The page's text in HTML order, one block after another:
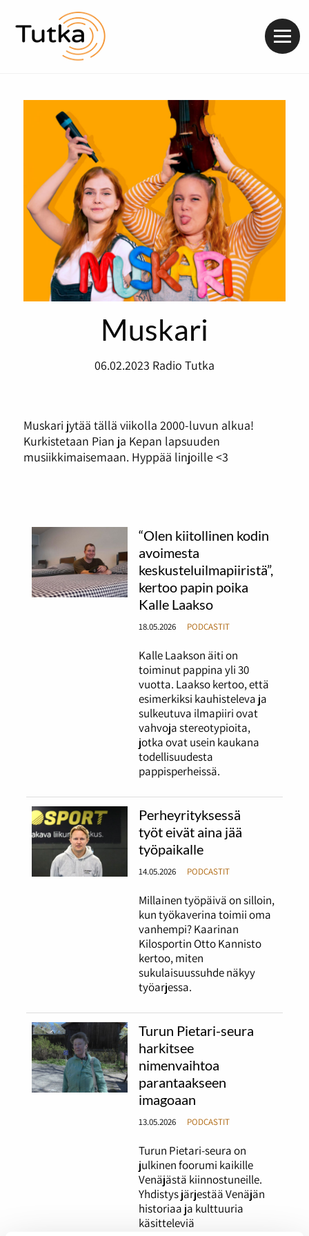
Muskari
06.02.2023 Radio Tutka
Muskari jytää tällä viikolla 2000-luvun alkua!
Kurkistetaan Pian ja Kepan lapsuuden
musiikkimaisemaan. Hyppää linjoille <3
“Olen kiitollinen kodin
avoimesta
keskusteluilmapiiristä”,
kertoo papin poika
Kalle Laakso
18.05.2026 PODCASTIT
Kalle Laakson äiti on
toiminut pappina yli 30
vuotta. Laakso kertoo, että
esimerkiksi kauhisteleva ja
sulkeutuva ilmapiiri ovat
vahvoja stereotypioita,
jotka ovat usein kaukana
todellisuudesta
pappisperheissä.
Perheyrityksessä
työt eivät aina jää
työpaikalle
14.05.2026 PODCASTIT
Millainen työpäivä on silloin,
kun työkaverina toimii oma
vanhempi? Kaarinan
Kilosportin Otto Kannisto
kertoo, miten
sukulaisuussuhde näkyy
työarjessa.
Turun Pietari-seura
harkitsee
nimenvaihtoa
parantaakseen
imagoaan
13.05.2026 PODCASTIT
Turun Pietari-seura on
julkinen foorumi kaikille
Venäjästä kiinnostuneille.
Yhdistys järjestää Venäjän
historiaa ja kulttuuria
käsitteleviä